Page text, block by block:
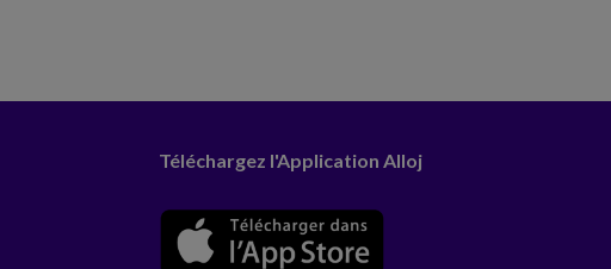
Téléchargez l'Application Alloj